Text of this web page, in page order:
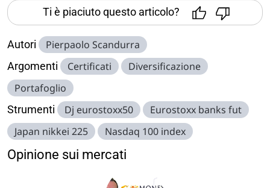
Ti è piaciuto questo articolo?
Autori Pierpaolo Scandurra
Argomenti Certificati
Diversificazione
Portafoglio
Strumenti Dj eurostoxx50
Eurostoxx banks fut
Japan nikkei 225
Nasdaq 100 index
Opinione sui mercati